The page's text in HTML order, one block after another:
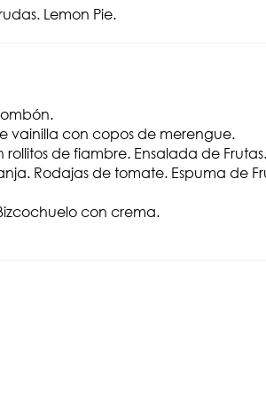
Lemon Pie.
vainilla con copos de merengue.
rollitos de fiambre. Ensalada de Frutas.
Rodajas de tomate. Espuma de
con crema.